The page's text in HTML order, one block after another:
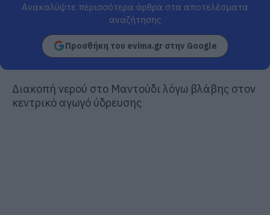
Ανακαλύψτε περισσότερα άρθρα στα αποτελέσματα
αναζήτησης
Προσθήκη του evima.gr στην Google
Διακοπή νερού στο Μαντούδι λόγω βλάβης στον
κεντρικό αγωγό ύδρευσης